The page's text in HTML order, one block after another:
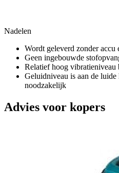
Nadelen
Wordt geleverd zonder
Geen ingebouwde
Relatief hoog
Geluidniveau is aan de
noodzakelijk
Advies voor kopers